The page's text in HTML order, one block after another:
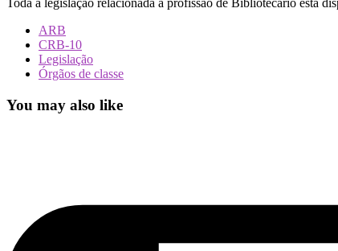
Toda a legislação relacionada à profissão de Bibliotecário está
ARB
CRB-10
Legislação
Órgãos de classe
You may also like